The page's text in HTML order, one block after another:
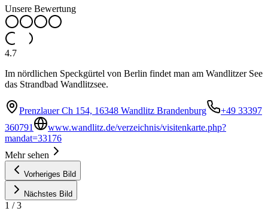
Unsere Bewertung
4.7
Im nördlichen Speckgürtel von Berlin findet man am Wandlitzer See
das Strandbad Wandlitzsee.
Prenzlauer Ch 154, 16348 Wandlitz Brandenburg
+49 33397
360791
www.wandlitz.de/verzeichnis/visitenkarte.php?
mandat=33176
Mehr sehen
Vorheriges Bild
Nächstes Bild
1 /3